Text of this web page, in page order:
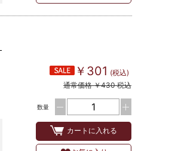
￥301 (税込)
通常価格 ￥430 税込
数量
カートに入れる